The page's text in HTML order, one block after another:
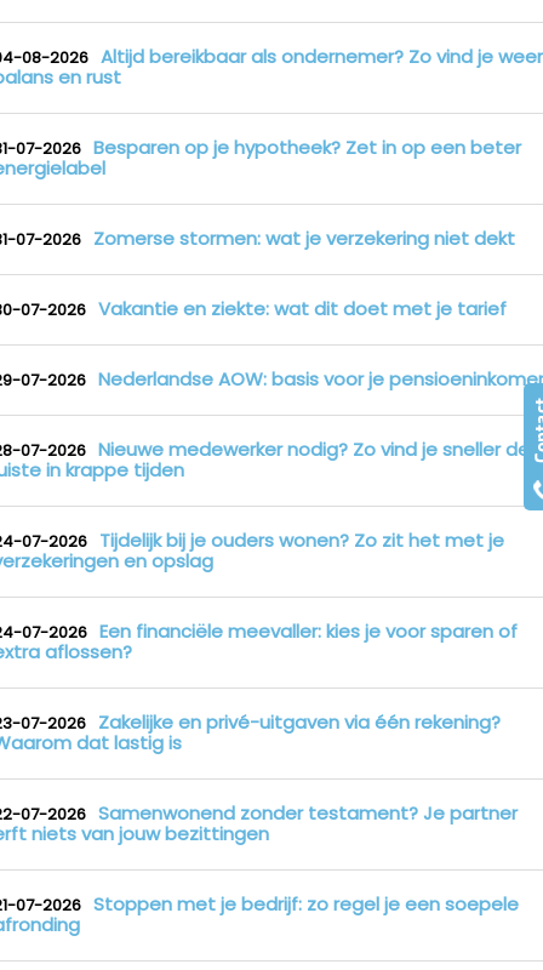
08-2026 Altijd bereikbaar als ondernemer? Zo vind je weer
en rust
07-2026 Besparen op je hypotheek? Zet in op een beter
07-2026 Zomerse stormen: wat je verzekering niet dekt
07-2026 Vakantie en ziekte: wat dit doet met je tarief
07-2026 Nederlandse AOW: basis voor je
07-2026 Nieuwe medewerker nodig? Zo vind je sneller de
in krappe tijden
07-2026 Tijdelijk bij je ouders wonen? Zo zit het met je
en opslag
07-2026 Een financiële meevaller: kies je voor sparen of
aflossen?
07-2026 Zakelijke en privé-uitgaven via één rekening?
dat lastig is
07-2026 Samenwonend zonder testament? Je partner
niets van jouw bezittingen
07-2026 Stoppen met je bedrijf: zo regel je een soepele